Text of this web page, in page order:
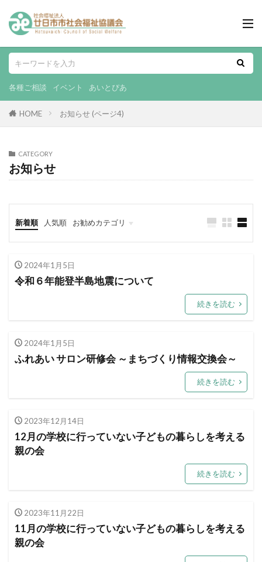
各種ご相談 イベント あいとぴあ
HOME お知らせ (ページ4)
CATEGORY
お知らせ
新着順 人気順 お勧めカテゴリ
ボランティア
2024年1月5日
令和６年能登半島地震について
続きを読む
2024年1月5日
ふれあい サロン研修会 ～まちづくり情報交換会～
続きを読む
2023年12月14日
12月の学校に行っていない子どもの暮らしを考える
親の会
続きを読む
2023年11月22日
11月の学校に行っていない子どもの暮らしを考える
親の会